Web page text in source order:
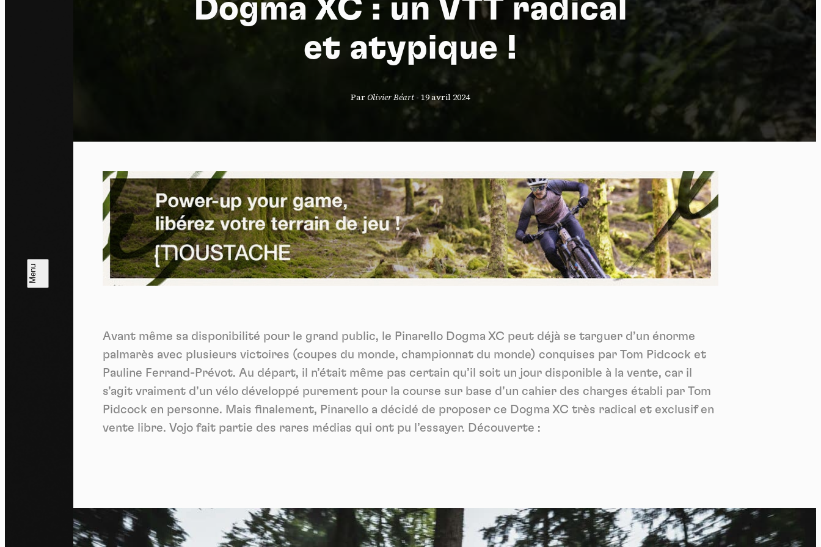
Dogma XC : un VTT radical
et atypique !
ParOlivier Béart-19 avril 2024
Avant même sa disponibilité pour le grand public, le Pinarello Dogma XC peut déjà se targuer d’un énorme
palmarès avec plusieurs victoires (coupes du monde, championnat du monde) conquises par Tom Pidcock et
Pauline Ferrand-Prévot. Au départ, il n’était même pas certain qu’il soit un jour disponible à la vente, car il
s’agit vraiment d’un vélo développé purement pour la course sur base d’un cahier des charges établi par Tom
Pidcock en personne. Mais finalement, Pinarello a décidé de proposer ce Dogma XC très radical et exclusif en
vente libre. Vojo fait partie des rares médias qui ont pu l’essayer. Découverte :
J'accepte de recevoir cette lettre d'information et je comprends que je peux facilement me
désinscrire à tout moment
Je m’abonne
Panneau de gestion des cookies
Politique de confidentialité
Tout accepter Tout refuser
Vidéos
Vimeo interdit -Ce service peut déposer 8 cookies.
Autoriser Interdire
YouTube interdit - Ce service peut déposer 4 cookies.
Autoriser Interdire